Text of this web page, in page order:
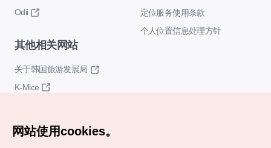
Odii
定位服务使用条款
个人位置信息处理方针
其他相关网站
关于韩国旅游发展局
K-Mice
网站使用cookies。